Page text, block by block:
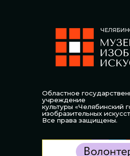
Областное
учреждение
культуры «Челябинский
изобразительных
Все права защищены.